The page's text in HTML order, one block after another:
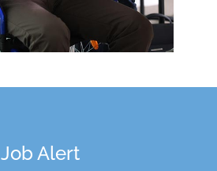
Job Alert